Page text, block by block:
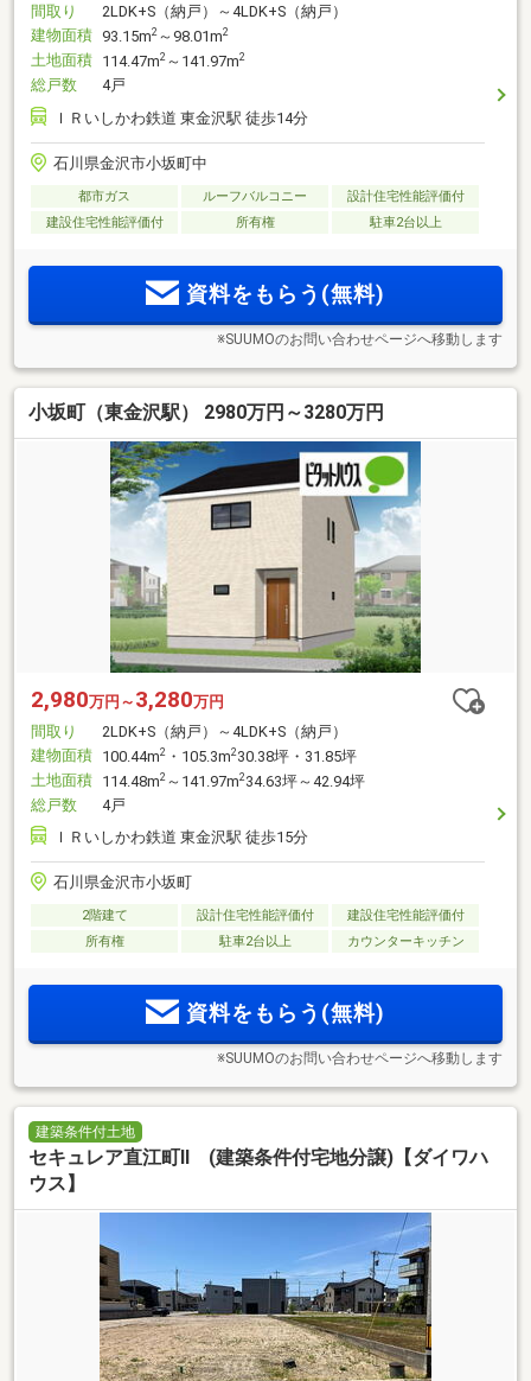
間取り
2LDK+S（納戸）～4LDK+S（納戸）
建物面積 93.15m2 ～98.01m2
土地面積 114.47m2 ～141.97m2
総戸数
4戸
ＩＲいしかわ鉄道 東金沢駅 徒歩14分
石川県金沢市小坂町中
都市ガス ルーフバルコニー
設計住宅性能評価付
建設住宅性能評価付
所有権 駐車2台以上
資料をもらう(無料)
※SUUMOのお問い合わせページへ移動します
小坂町（東金沢駅） 2980万円～3280万円
2,980万円～ 3,280万円
間取り
2LDK+S（納戸）～4LDK+S（納戸）
建物面積 100.44m2 ・105.3m2 30.38坪・31.85坪
土地面積 114.48m2 ～141.97m2 34.63坪～42.94坪
総戸数
4戸
ＩＲいしかわ鉄道 東金沢駅 徒歩15分
石川県金沢市小坂町
2階建て 設計住宅性能評価付
建設住宅性能評価付
所有権
駐車2台以上 カウンターキッチン
資料をもらう(無料)
※SUUMOのお問い合わせページへ移動します
建築条件付土地
セキュレア直江町II (建築条件付宅地分譲)【ダイワハ
ウス】